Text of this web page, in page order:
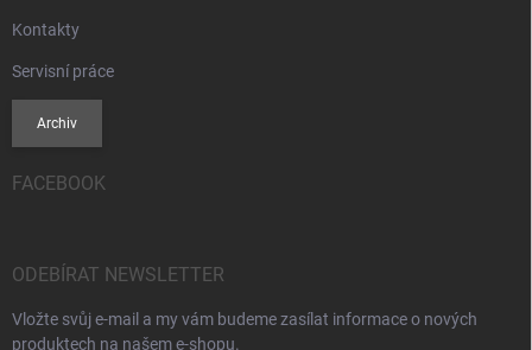
Kontakty
Servisní práce
Archiv
FACEBOOK
ODEBÍRAT NEWSLETTER
Vložte svůj e-mail a my vám budeme zasílat informace o nových
produktech na našem e-shopu.